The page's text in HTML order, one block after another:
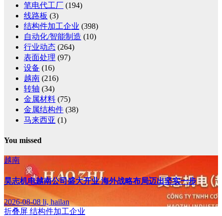
笔电代工厂 (194)
线路板 (3)
结构件加工企业 (398)
自动化/智能制造 (10)
行业动态 (264)
表面处理 (97)
设备 (16)
越南 (216)
转轴 (34)
金属材料 (75)
金属结构件 (38)
马来西亚 (1)
You missed
越南
昊志机电越南公司盛大开业 海外战略布局迈出坚实一步
2026-08-08li, hailan
折叠屏 结构件加工企业